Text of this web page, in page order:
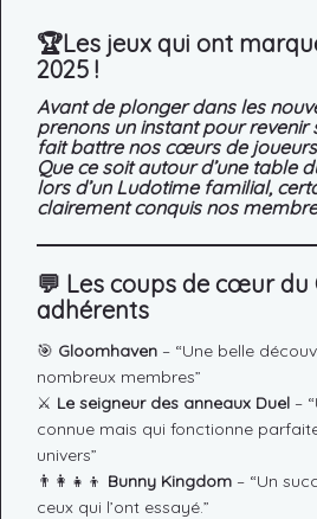
PARTENAIRES
PRESSE
CONTACT
CONNEXION
🏆Les jeux qui ont
2025 !
Avant de plonger dans les
prenons un instant pour revenir
fait battre nos cœurs de joueurs
Que ce soit autour d’une table
lors d’un Ludotime familial,
clairement conquis nos
💬 Les coups de cœur du
adhérents
🎯 Gloomhaven – “Une belle
nombreux membres”
⚔️ Le seigneur des anneaux Duel –
connue mais qui fonctionne
univers”
👨‍👩‍👧‍👦 Bunny Kingdom – “Un
ceux qui l’ont essayé.”